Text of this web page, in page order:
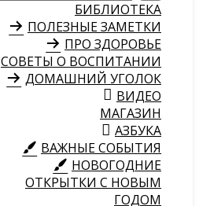
БИБЛИОТЕКА
ПОЛЕЗНЫЕ ЗАМЕТКИ
ПРО ЗДОРОВЬЕ
СОВЕТЫ О ВОСПИТАНИИ
ДОМАШНИЙ УГОЛОК
ВИДЕО
МАГАЗИН
АЗБУКА
ВАЖНЫЕ СОБЫТИЯ
НОВОГОДНИЕ
ОТКРЫТКИ С НОВЫМ
ГОДОМ